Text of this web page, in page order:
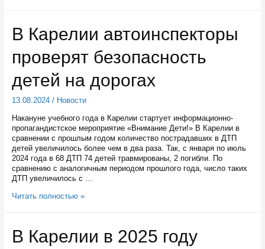
собирают
помощь
жителям
Курской
В Карелии автоинспекторы
проверят безопасность
детей на дорогах
13.08.2024/ Новости
Накануне учебного года в Карелии стартует информационно-
пропагандистское мероприятие «Внимание Дети!» В Карелии в
сравнении с прошлым годом количество пострадавших в ДТП
детей увеличилось более чем в два раза. Так, с января по июль
2024 года в 68 ДТП 74 детей травмированы, 2 погибли. По
сравнению с аналогичным периодом прошлого года, число таких
ДТП увеличилось с …
В
безопасность
Читать полностью »
В Карелии в 2025 году